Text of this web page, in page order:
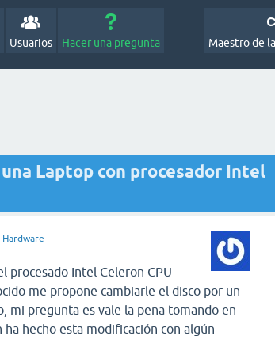
Usuarios Hacer una pregunta Maestro de
Laptop con procesador Intel
Hardware
procesado Intel Celeron CPU
me propone cambiarle el disco por un
mi pregunta es vale la pena tomando en
hecho esta modificación con algún